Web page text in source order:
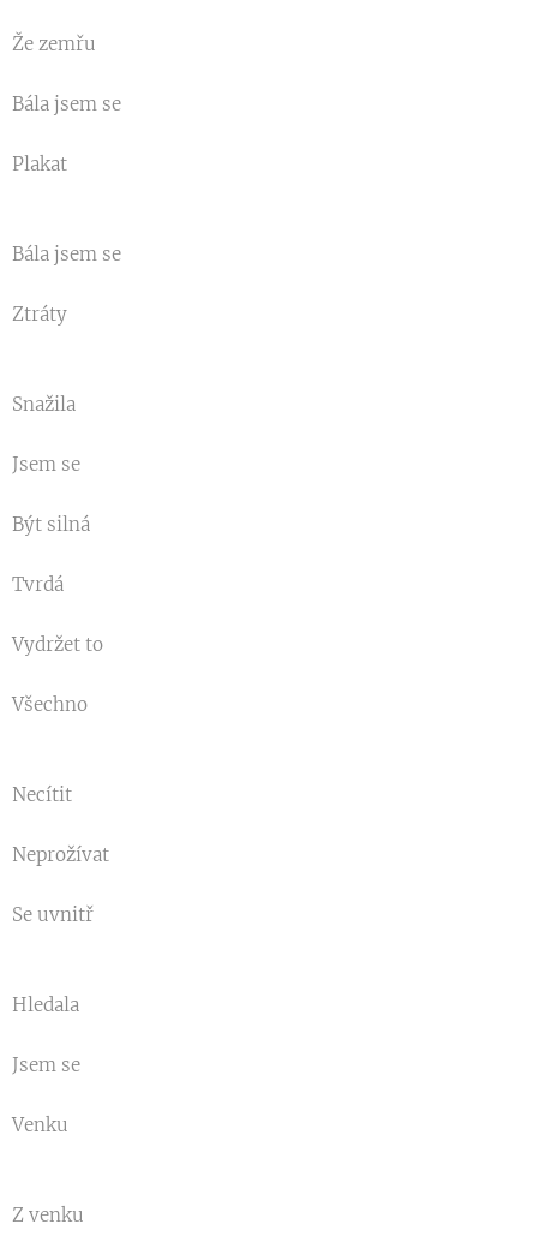
Že zemřu
Bála jsem se
Plakat
Bála jsem se
Ztráty
Snažila
Jsem se
Být silná
Tvrdá
Vydržet to
Všechno
Necítit
Neprožívat
Se uvnitř
Hledala
Jsem se
Venku
Z venku